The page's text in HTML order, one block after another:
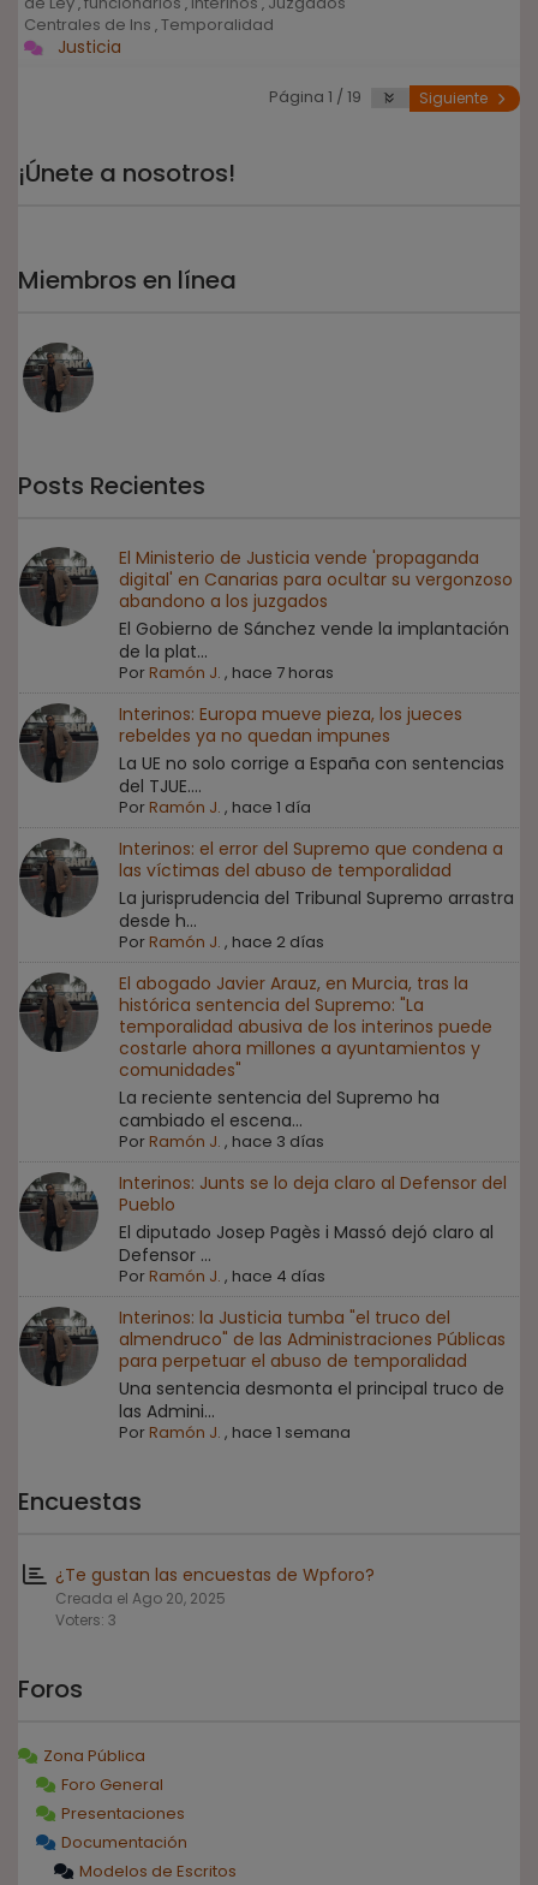
Centrales de Ins ,Temporalidad
Justicia
Página 1 / 19 Siguiente
¡Únete a nosotros!
Miembros en línea
Posts Recientes
El Ministerio de Justicia vende 'propaganda
digital' en Canarias para ocultar su vergonzoso
abandono a los juzgados
El Gobierno de Sánchez vende la implantación
de la plat...
Por Ramón J. , hace 7 horas
Interinos: Europa mueve pieza, los jueces
rebeldes ya no quedan impunes
La UE no solo corrige a España con sentencias
del TJUE....
Por Ramón J. , hace 1 día
Interinos: el error del Supremo que condena a
las víctimas del abuso de temporalidad
La jurisprudencia del Tribunal Supremo arrastra
desde h...
Por Ramón J. , hace 2 días
El abogado Javier Arauz, en Murcia, tras la
histórica sentencia del Supremo: "La
temporalidad abusiva de los interinos puede
costarle ahora millones a ayuntamientos y
comunidades"
La reciente sentencia del Supremo ha
cambiado el escena...
Por Ramón J. , hace 3 días
Interinos: Junts se lo deja claro al Defensor del
Pueblo
El diputado Josep Pagès i Massó dejó claro al
Defensor ...
Por Ramón J. , hace 4 días
Interinos: la Justicia tumba "el truco del
almendruco" de las Administraciones Públicas
para perpetuar el abuso de temporalidad
Una sentencia desmonta el principal truco de
las Admini...
Por Ramón J. , hace 1 semana
Encuestas
¿Te gustan las encuestas de Wpforo?
Creada el Ago 20, 2025
Voters: 3
Foros
Zona Pública
Foro General
Presentaciones
Documentación
Modelos de Escritos